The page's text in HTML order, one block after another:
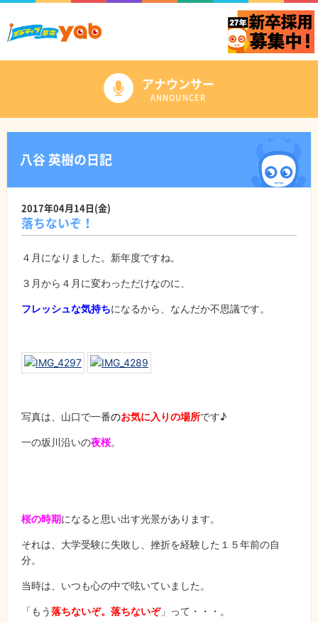
アナウンサー
ANNOUNCER
八谷 英樹の日記
2017年04月14日(金)
落ちないぞ！
４月になりました。新年度ですね。
３月から４月に変わっただけなのに、
フレッシュな気持ちになるから、なんだか不思議です。
写真は、山口で一番のお気に入りの場所です♪
一の坂川沿いの夜桜。
桜の時期になると思い出す光景があります。
それは、大学受験に失敗し、挫折を経験した１５年前の自
分。
当時は、いつも心の中で呟いていました。
「もう落ちないぞ。落ちないぞ」って・・・。